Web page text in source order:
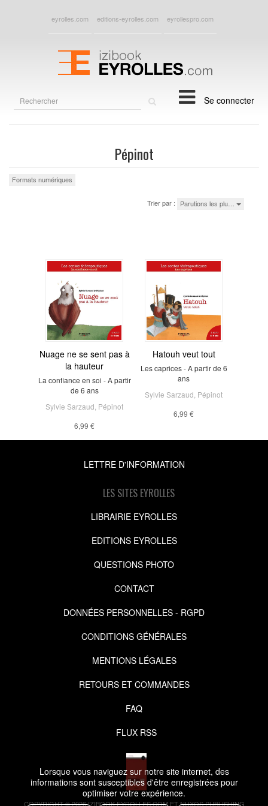
Lorsque vous naviguez sur notre site internet, des
informations sont susceptibles d'être enregistrées pour
optimiser votre expérience.
eyrolles.com editions-eyrolles.com eyrollespro.com
Se connecter
Pépinot
Formats numériques
Trier par : Parutions les plu…
Nuage ne se sent pas à
la hauteur
La confiance en soi - A partir
de 6 ans
Sylvie Sarzaud Pépinot
6,99 €
Hatouh veut tout
Les caprices - A partir de 6
ans
Sylvie Sarzaud Pépinot
6,99 €
LETTRE D'INFORMATION
LES SITES EYROLLES
LIBRAIRIE EYROLLES
EDITIONS EYROLLES
QUESTIONS PHOTO
CONTACT
DONNÉES PERSONNELLES - RGPD
CONDITIONS GÉNÉRALES
MENTIONS LÉGALES
RETOURS ET COMMANDES
FAQ
FLUX RSS
COPYRIGHT © 2026 IZIBOOK.EYROLLES.COM ET NUXOS PUBLISHING